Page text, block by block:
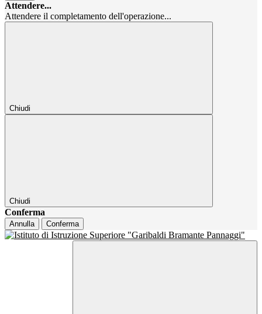
Attendere...
Attendere il completamento dell'operazione...
Chiudi
Chiudi
Conferma
Annulla Conferma